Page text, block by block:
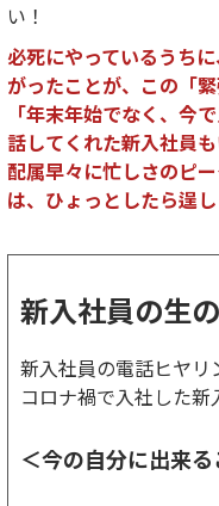
い！
必死にやっているうち
がったことが、この「
「年末年始でなく、今
話してくれた新入社員も
配属早々に忙しさのピ
は、ひょっとしたら逞
新入社員の生
新入社員の電話ヒヤリ
コロナ禍で入社した新
＜今の自分に出来